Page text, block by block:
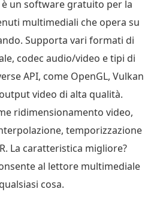
è un software gratuito per la
multimediali che opera su
Supporta vari formati di
codec audio/video e tipi di
API, come OpenGL, Vulkan
video di alta qualità.
ridimensionamento video,
temporizzazione
La caratteristica migliore?
al lettore multimediale
cosa.